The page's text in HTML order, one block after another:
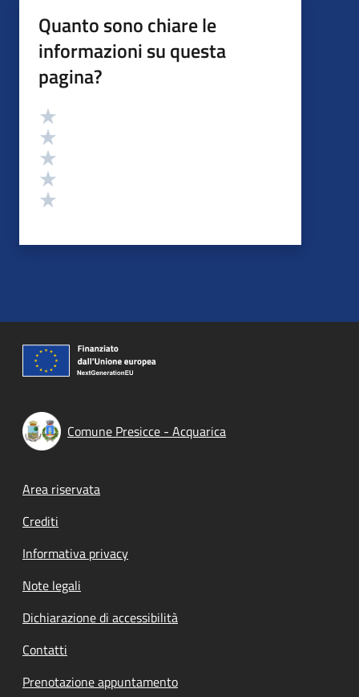
Quanto sono chiare le
informazioni su questa
pagina?
Valutazione
Comune Presicce - Acquarica
Footer menu
Area riservata
Crediti
Informativa privacy
Note legali
Dichiarazione di accessibilità
Contatti
Prenotazione appuntamento